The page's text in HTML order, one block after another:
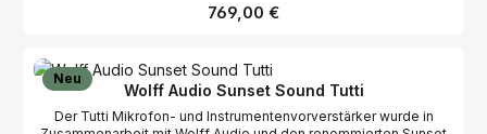
außergewöhnliche Genauigkeit und zusätzlichen Headroom für
dann sind Sie bei uns richtig. Wir haben außerdem eine
umschaltbare Verstärkungsverstärkung von +10 dB und eine
Phantomspeisungs-Sicherheitssperre für die
Bändchenmikrofone hinzugefügt. Probieren Sie RefPre für Ihre
Regulärer Preis:
769,00 €
Neu
Wolff Audio Sunset Sound Tutti
Der Tutti Mikrofon- und Instrumentenvorverstärker wurde in